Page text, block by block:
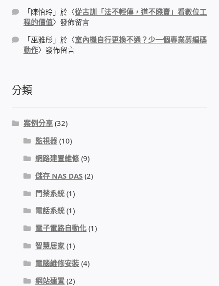
線上網路購物
DIY材料
結帳
購物車
退款和退貨政策
「陳怡玲 」於〈從古訓「法不輕傳，道不賤賣」看數位工
程的價值〉發佈留言
「巫雅彤 」於〈室內機自行更換不通？少一個專業剪編碼
動作〉發佈留言
分類
案例分享 (32)
監視器 (10)
網路建置維修 (9)
儲存 NAS DAS (2)
門禁系統 (1)
電話系統 (1)
電子電路自動化 (1)
智慧居家 (1)
電腦維修安裝 (4)
網站建置 (2)